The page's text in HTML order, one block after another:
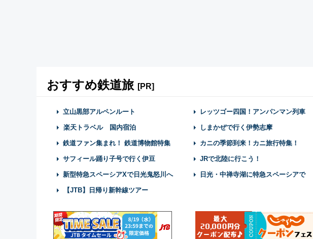
おすすめ鉄道旅 [PR]
立山黒部アルペンルート レッツゴー四国！アンパンマン列車
楽天トラベル 国内宿泊 しまかぜで行く伊勢志摩
鉄道ファン集まれ！ 鉄道博物館特集 カニの季節到来！カニ旅行特集！
サフィール踊り子号で行く伊豆 JRで北陸に行こう！
新型特急スペーシアXで日光鬼怒川へ 日光・中禅寺湖に特急スペーシアで
【JTB】日帰り新幹線ツアー